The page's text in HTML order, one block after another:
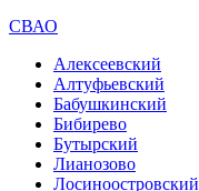
СВАО
Алексеевский
Алтуфьевский
Бабушкинский
Бибирево
Бутырский
Лианозово
Лосиноостровский